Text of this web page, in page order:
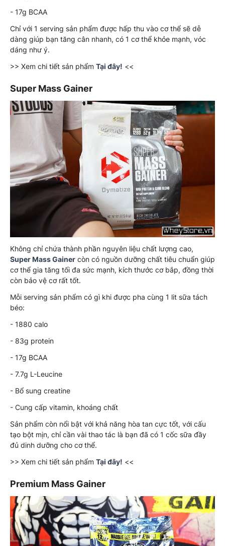
- 17g BCAA
Chỉ với 1 serving sản phẩm được hấp thu vào cơ thể sẽ dễ
dàng giúp bạn tăng cân nhanh, có 1 cơ thể khỏe mạnh, vóc
dáng như ý.
>> Xem chi tiết sản phẩm Tại đây! <<
Super Mass Gainer
Không chỉ chứa thành phần nguyên liệu chất lượng cao,
Super Mass Gainer còn có nguồn dưỡng chất tiêu chuẩn giúp
cơ thể gia tăng tối đa sức mạnh, kích thước cơ bắp, đồng thời
còn bảo vệ cơ rất tốt.
Mỗi serving sản phẩm có gì khi được pha cùng 1 lit sữa tách
béo:
- 1880 calo
- 83g protein
- 17g BCAA
- 7.7g L-Leucine
- Bổ sung creatine
- Cung cấp vitamin, khoáng chất
Sản phẩm còn nổi bật với khả năng hòa tan cực tốt, với cấu
tạo bột mịn, chỉ cần vài thao tác là bạn đã có 1 cốc sữa đầy
đủ dinh dưỡng cho cơ thể.
>> Xem chi tiết sản phẩm Tại đây! <<
Premium Mass Gainer